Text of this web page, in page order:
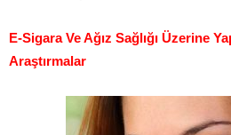
E-Sigara Ve Ağız Sağlığı Üzerine
Araştırmalar